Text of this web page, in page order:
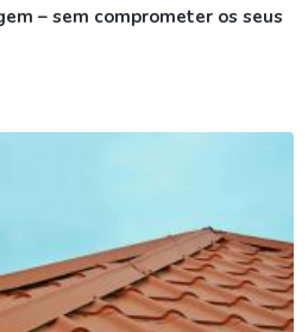
– sem comprometer os seus